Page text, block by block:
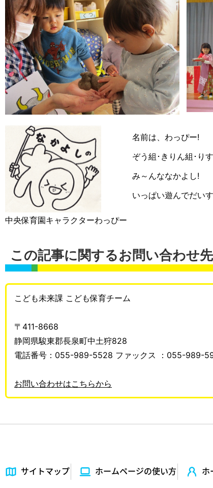
中央保育園キャラクターわっぴー
名前は、わっぴー!
ぞう組･きりん組･り
み～んななかよし!
いっぱい遊んでだい
この記事に関するお問い合わせ先
こども未来課 こども保育チーム
〒411-8668
静岡県駿東郡長泉町中土狩828
電話番号：055-989-5528 ファックス ：055-989-
お問い合わせはこちらから
サイトマップ ホームページの使い⽅ ホ